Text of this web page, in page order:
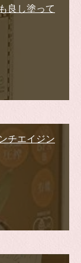
良し塗って
チエイジン